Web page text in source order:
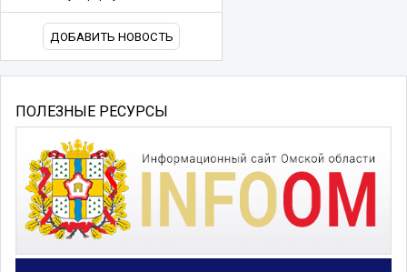
ДОБАВИТЬ НОВОСТЬ
ПОЛЕЗНЫЕ РЕСУРСЫ